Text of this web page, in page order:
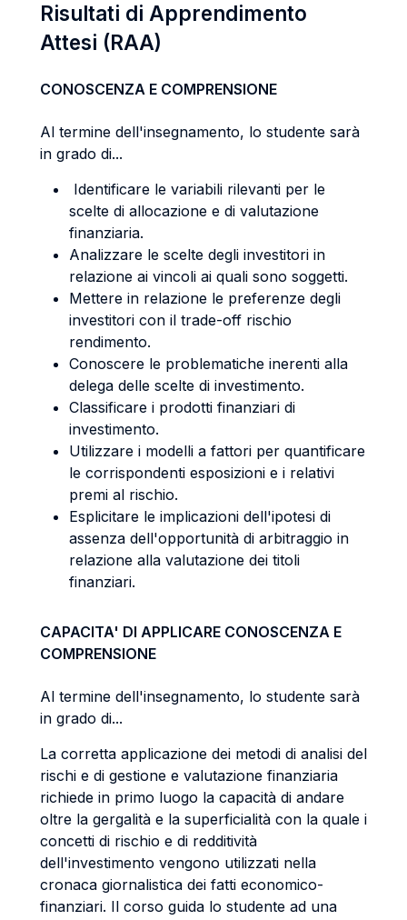
Risultati di Apprendimento
Attesi (RAA)
CONOSCENZA E COMPRENSIONE
Al termine dell'insegnamento, lo studente sarà
in grado di...
Identificare le variabili rilevanti per le
scelte di allocazione e di valutazione
finanziaria.
Analizzare le scelte degli investitori in
relazione ai vincoli ai quali sono soggetti.
Mettere in relazione le preferenze degli
investitori con il trade-off rischio
rendimento.
Conoscere le problematiche inerenti alla
delega delle scelte di investimento.
Classificare i prodotti finanziari di
investimento.
Utilizzare i modelli a fattori per quantificare
le corrispondenti esposizioni e i relativi
premi al rischio.
Esplicitare le implicazioni dell'ipotesi di
assenza dell'opportunità di arbitraggio in
relazione alla valutazione dei titoli
finanziari.
CAPACITA' DI APPLICARE CONOSCENZA E
COMPRENSIONE
Al termine dell'insegnamento, lo studente sarà
in grado di...
La corretta applicazione dei metodi di analisi del
rischi e di gestione e valutazione finanziaria
richiede in primo luogo la capacità di andare
oltre la gergalità e la superficialità con la quale i
concetti di rischio e di redditività
dell'investimento vengono utilizzati nella
cronaca giornalistica dei fatti economico-
finanziari. Il corso guida lo studente ad una